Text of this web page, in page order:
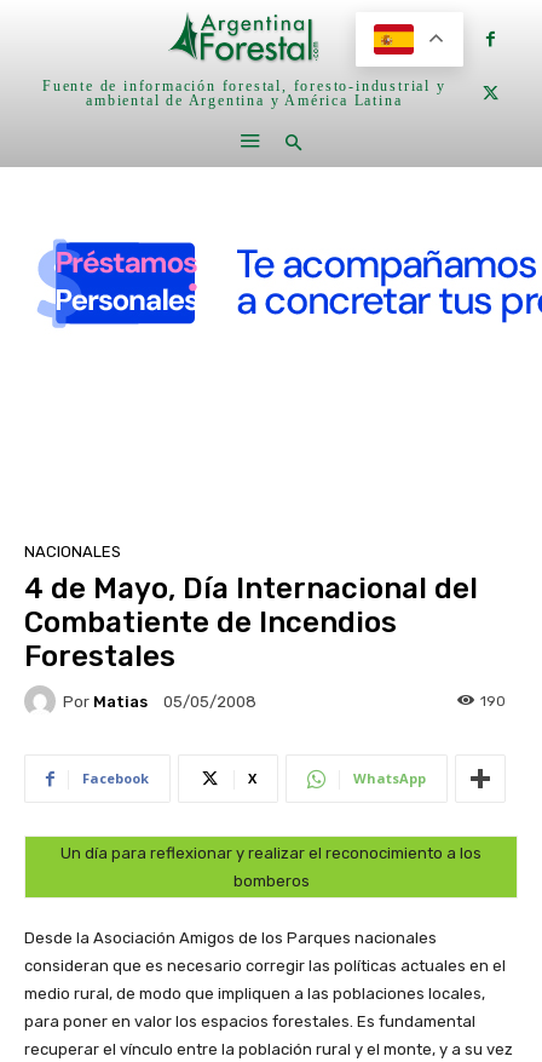
Fuente de información forestal, foresto-industrial y
ambiental de Argentina y América Latina
NACIONALES
4 de Mayo, Día Internacional del
Combatiente de Incendios
Forestales
Por Matias 05/05/2008 190
Facebook X WhatsApp
Un día para reflexionar y realizar el reconocimiento a los
bomberos
Desde la Asociación Amigos de los Parques nacionales
consideran que es necesario corregir las políticas actuales en el
medio rural, de modo que impliquen a las poblaciones locales,
para poner en valor los espacios forestales. Es fundamental
recuperar el vínculo entre la población rural y el monte, y a su vez